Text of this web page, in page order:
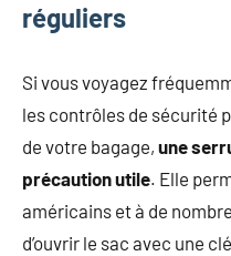
réguliers
Si vous voyagez
les contrôles de sécurité
de votre bagage, une
précaution utile. Elle
américains et à de
d’ouvrir le sac avec une